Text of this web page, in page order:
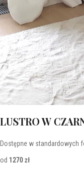
LUSTRO W
Dostępne w standardowych
od 1270 zł